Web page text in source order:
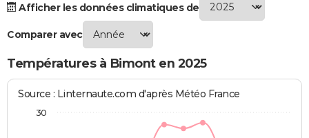
FORUM
Bricolage
Lifestyle
Culture
Sport
Auto
Television
Voyage
Cinema
Afficher les données climatiques de
Comparer avec
Températures à Bimont en 2025
Source : Linternaute.com d'après Météo France
30